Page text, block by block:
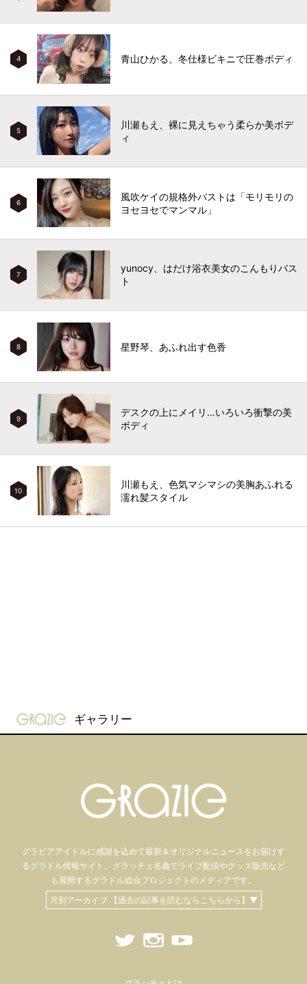
4 青山ひかる、冬仕様ビキニで圧巻ボディ
5
川瀬もえ、裸に見えちゃう柔らか美ボデ
ィ
6
風吹ケイの規格外バストは「モリモリの
ヨセヨセでマンマル」
7
yunocy、はだけ浴衣美女のこんもりバス
ト
8 星野琴、あふれ出す色香
9
デスクの上にメイリ…いろいろ衝撃の美
ボディ
10
川瀬もえ、色気マシマシの美胸あふれる
濡れ髪スタイル
gravure-grazie
ギャラリー
グラビアアイドルに感謝を込めて最新＆オリジナルニュースをお届けす
るグラドル情報サイト。 グラッチェ名義でライブ配信やグッズ販売など
も 展開するグラドル総合プロジェクトのメディアです。
月別アーカイブ 【過去の記事を読むならこちらから】▼